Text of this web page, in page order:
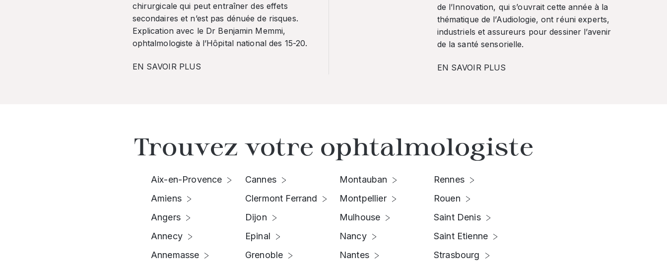
chirurgicale qui peut entraîner des effets
secondaires et n’est pas dénuée de risques.
Explication avec le Dr Benjamin Memmi,
ophtalmologiste à l’Hôpital national des 15-20.
EN SAVOIR PLUS
de l’Innovation, qui s’ouvrait cette année à la
thématique de l’Audiologie, ont réuni experts,
industriels et assureurs pour dessiner l’avenir
de la santé sensorielle.
EN SAVOIR PLUS
Trouvez votre ophtalmologiste
Aix-en-Provence
Amiens
Angers
Annecy
Annemasse
Cannes
Clermont Ferrand
Dijon
Epinal
Grenoble
Montauban
Montpellier
Mulhouse
Nancy
Nantes
Rennes
Rouen
Saint Denis
Saint Etienne
Strasbourg